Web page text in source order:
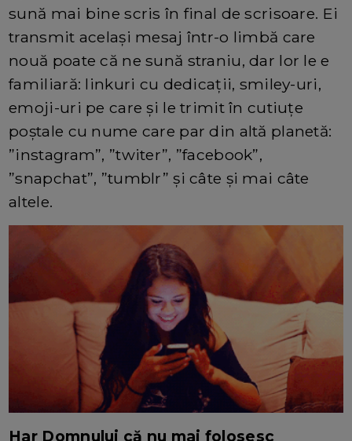
sună mai bine scris în final de scrisoare. Ei
transmit același mesaj într-o limbă care
nouă poate că ne sună straniu, dar lor le e
familiară: linkuri cu dedicații, smiley-uri,
emoji-uri pe care și le trimit în cutiuțe
poștale cu nume care par din altă planetă:
”instagram”, ”twiter”, ”facebook”,
”snapchat”, ”tumblr” și câte și mai câte
altele.
Har Domnului că nu mai folosesc